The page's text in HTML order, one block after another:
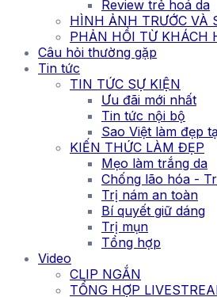
Review trẻ hoá da
HÌNH ẢNH TRƯỚC VÀ
PHẢN HỒI TỪ KHÁCH
Câu hỏi thường gặp
Tin tức
TIN TỨC SỰ KIỆN
Ưu đãi mới nhất
Tin tức nội bộ
Sao Việt làm đẹp
KIẾN THỨC LÀM ĐẸP
Mẹo làm trắng da
Chống lão hóa -
Trị nám an toàn
Bí quyết giữ dáng
Trị mụn
Tổng hợp
Video
CLIP NGẮN
TỔNG HỢP